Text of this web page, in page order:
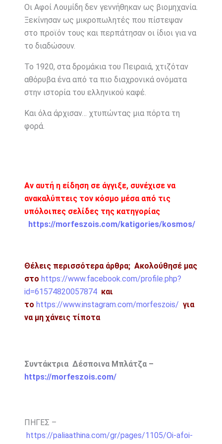
Οι Αφοί Λουμίδη δεν γεννήθηκαν ως βιομηχανία.
Ξεκίνησαν ως μικροπωλητές που πίστεψαν
στο προϊόν τους και περπάτησαν οι ίδιοι για να
το διαδώσουν.
Το 1920, στα δρομάκια του Πειραιά, χτιζόταν
αθόρυβα ένα από τα πιο διαχρονικά ονόματα
στην ιστορία του ελληνικού καφέ.
Και όλα άρχισαν… χτυπώντας μια πόρτα τη
φορά.
Αν αυτή η είδηση σε άγγιξε, συνέχισε να
ανακαλύπτεις τον κόσμο μέσα από τις
υπόλοιπες σελίδες της κατηγορίας
https://morfeszois.com/katigories/kosmos/
Θέλεις περισσότερα άρθρα; Ακολούθησέ μας
στο https://www.facebook.com/profile.php?
id=61574820057874 και
το https://www.instagram.com/morfeszois/ για
να μη χάνεις τίποτα
Συντάκτρια Δέσποινα Μπλάτζα –
https://morfeszois.com/
ΠΗΓΕΣ –
https://paliaathina.com/gr/pages/1105/Oi-afoi-